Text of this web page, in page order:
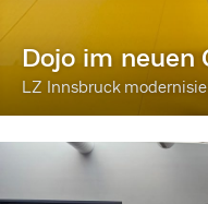
Dojo im neuen
LZ Innsbruck